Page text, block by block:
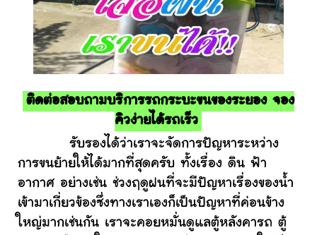
ติดต่อสอบถามบริการรถกระบะขนของระยอง จอง
คิวง่ายได้รถเร็ว
รับรองได้ว่าเราจะจัดการปัญหาระหว่าง
การขนย้ายให้ได้มากที่สุดครับ ทั้งเรื่อง ดิน ฟ้า
อากาศ อย่างเช่น ช่วงฤดูฝนที่จะมีปัญหาเรื่องของน้ำ
เข้ามาเกี่ยวข้องซึ่งทางเราเองก็เป็นปัญหาที่ค่อนข้าง
ใหญ่มากเช่นกัน เราจะคอยหมั่นดูแลตู้หลังคารถ ตู้